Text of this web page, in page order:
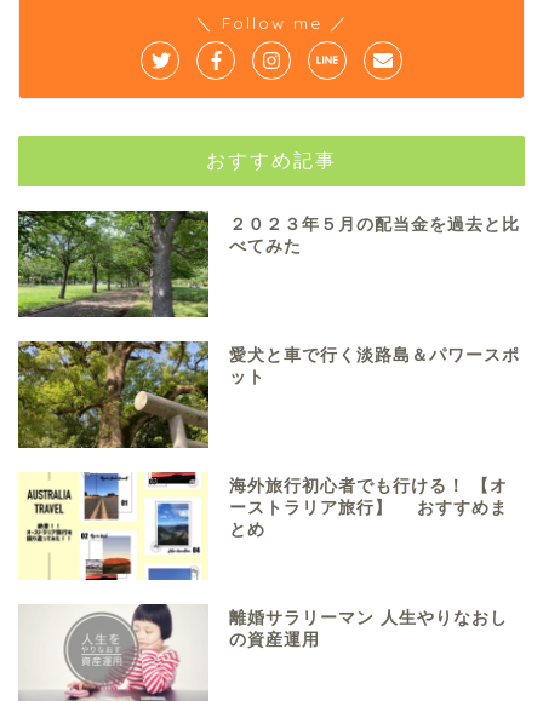
＼ Follow me ／
おすすめ記事
２０２３年５月の配当金を過去と比
べてみた
愛犬と車で行く淡路島＆パワースポ
ット
海外旅行初心者でも行ける！ 【オ
ーストラリア旅行】 おすすめま
とめ
離婚サラリーマン 人生やりなおし
の資産運用